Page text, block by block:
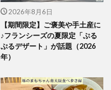
2026年8月6日
【期間限定】ご褒美や手土産に
♪フランシーズの夏限定「ぷる
ぷるデザート」が話題（2026
年）